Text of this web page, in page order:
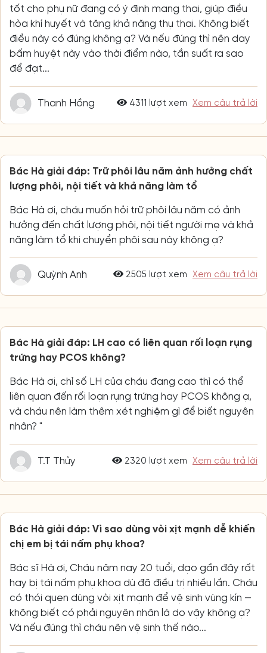
tốt cho phụ nữ đang có ý định mang thai, giúp điều
hòa khí huyết và tăng khả năng thụ thai. Không biết
điều này có đúng không ạ? Và nếu đúng thì nên day
bấm huyệt này vào thời điểm nào, tần suất ra sao
để đạt...
Thanh Hồng 4311 lượt xem Xem câu trả lời
Bác Hà giải đáp: Trữ phôi lâu năm ảnh hưởng chất
lượng phôi, nội tiết và khả năng làm tổ
Bác Hà ơi, cháu muốn hỏi trữ phôi lâu năm có ảnh
hưởng đến chất lượng phôi, nội tiết người mẹ và khả
năng làm tổ khi chuyển phôi sau này không ạ?
Quỳnh Anh 2505 lượt xem Xem câu trả lời
Bác Hà giải đáp: LH cao có liên quan rối loạn rụng
trứng hay PCOS không?
Bác Hà ơi, chỉ số LH của cháu đang cao thì có thể
liên quan đến rối loạn rụng trứng hay PCOS không ạ,
và cháu nên làm thêm xét nghiệm gì để biết nguyên
nhân? "
T.T Thủy 2320 lượt xem Xem câu trả lời
Bác Hà giải đáp: Vì sao dùng vòi xịt mạnh dễ khiến
chị em bị tái nấm phụ khoa?
Bác sĩ Hà ơi, Cháu năm nay 20 tuổi, dạo gần đây rất
hay bị tái nấm phụ khoa dù đã điều trị nhiều lần. Cháu
có thói quen dùng vòi xịt mạnh để vệ sinh vùng kín —
không biết có phải nguyên nhân là do vậy không ạ?
Và nếu đúng thì cháu nên vệ sinh thế nào...